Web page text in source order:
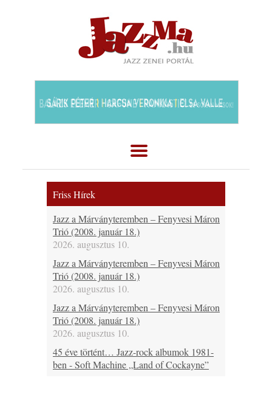
Friss Hírek
Jazz a Márványteremben – Fenyvesi Máron
Trió (2008. január 18.)
2026. augusztus 10.
Jazz a Márványteremben – Fenyvesi Máron
Trió (2008. január 18.)
2026. augusztus 10.
Jazz a Márványteremben – Fenyvesi Máron
Trió (2008. január 18.)
2026. augusztus 10.
45 éve történt… Jazz-rock albumok 1981-
ben - Soft Machine „Land of Cockayne”